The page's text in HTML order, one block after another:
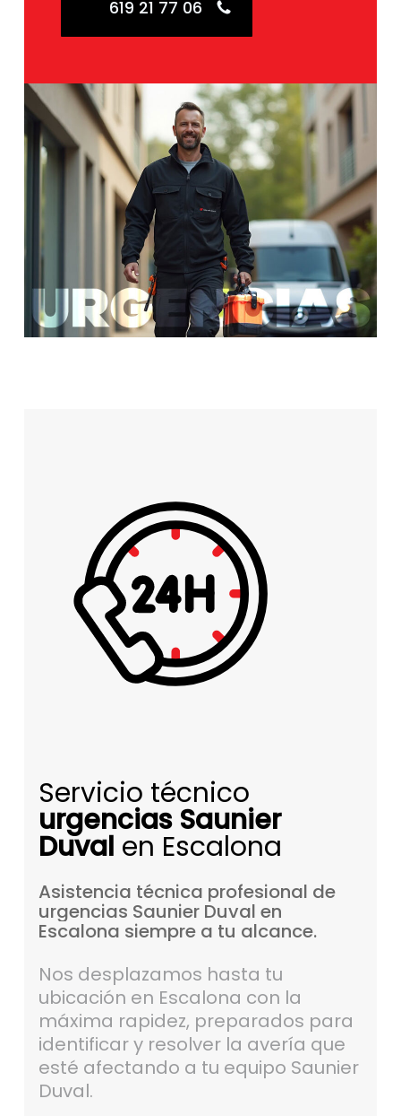
619 21 77 06
Servicio técnico
urgencias Saunier
Duval en Escalona
Asistencia técnica profesional de
urgencias Saunier Duval en
Escalona siempre a tu alcance.
Nos desplazamos hasta tu
ubicación en Escalona con la
máxima rapidez, preparados para
identificar y resolver la avería que
esté afectando a tu equipo Saunier
Duval.